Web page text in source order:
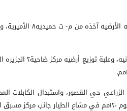
وذكرت صفحة المؤسسة الرسمية على موقع "فيسبوك" أنه تم إصلاح العلبه
كما تمت صيانة وإصلاح بكل أرضيه في مركز تحويل الرطبي في حي
تحويل الإصلاح الزراعي حي القصور، واستبدال الكابلات